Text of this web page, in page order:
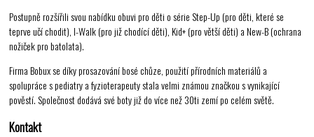
Postupně rozšířili svou nabídku obuvi pro děti o série Step-Up (pro děti, které se
teprve učí chodit), I-Walk (pro již chodící děti), Kid+ (pro větší děti) a New-B (ochrana
nožiček pro batolata).
Firma Bobux se díky prosazování bosé chůze, použití přírodních materiálů a
spolupráce s pediatry a fyzioterapeuty stala velmi známou značkou s vynikající
pověstí. Společnost dodává své boty již do více než 30ti zemí po celém světě.
Kontakt